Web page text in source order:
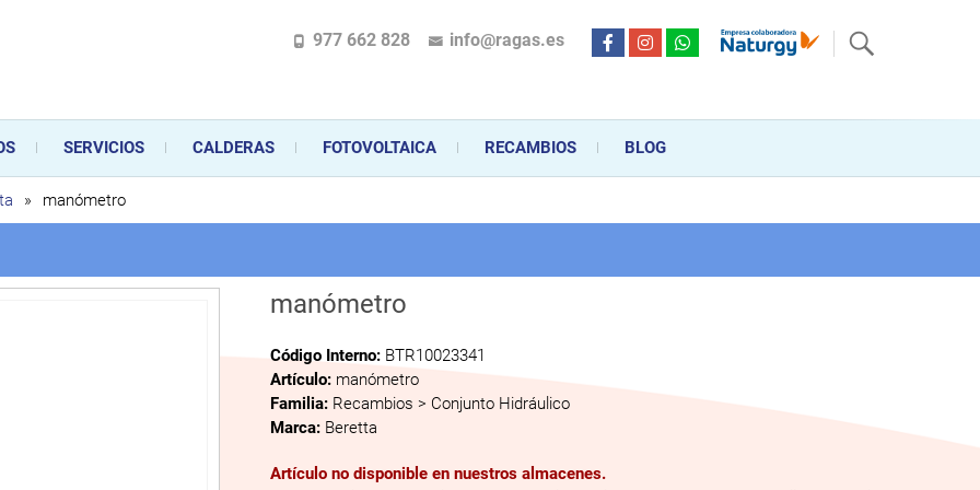
en la instalación, comercialización y mantenimiento de gas y electricidad desde hace más de 20 años . Acompañamos al cliente
aparatos de gas, climatización o electrodomésticos, desde el asesoramiento personalizado en la venta, montaje y reparación, hasta la
977 662 828 info@ragas.es
SERVICIOS CALDERAS FOTOVOLTAICA RECAMBIOS BLOG
» manómetro
manómetro
Código Interno: BTR10023341
Artículo: manómetro
Familia: Recambios > Conjunto Hidráulico
Marca: Beretta
Artículo no disponible en nuestros almacenes.